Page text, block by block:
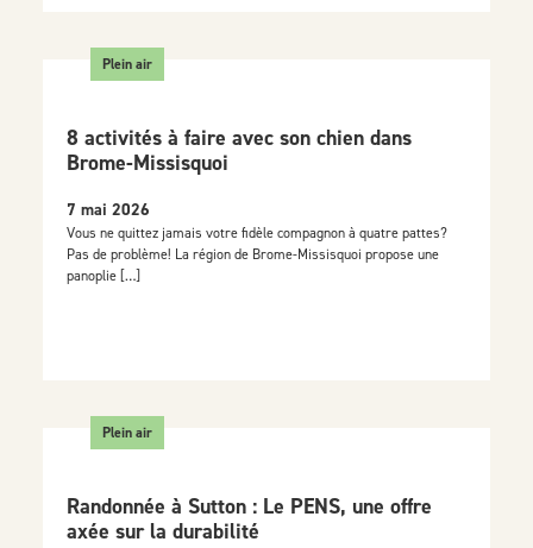
Plein air
8 activités à faire avec son chien dans
Brome-Missisquoi
7 mai 2026
Vous ne quittez jamais votre fidèle compagnon à quatre pattes?
Pas de problème! La région de Brome-Missisquoi propose une
panoplie […]
Plein air
Randonnée à Sutton : Le PENS, une offre
axée sur la durabilité